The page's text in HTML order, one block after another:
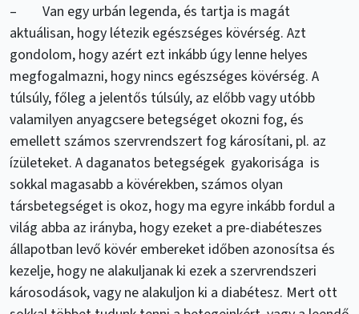
– Van egy urbán legenda, és tartja is magát
aktuálisan, hogy létezik egészséges kövérség. Azt
gondolom, hogy azért ezt inkább úgy lenne helyes
megfogalmazni, hogy nincs egészséges kövérség. A
túlsúly, főleg a jelentős túlsúly, az előbb vagy utóbb
valamilyen anyagcsere betegséget okozni fog, és
emellett számos szervrendszert fog károsítani, pl. az
ízületeket. A daganatos betegségek gyakorisága is
sokkal magasabb a kövérekben, számos olyan
társbetegséget is okoz, hogy ma egyre inkább fordul a
világ abba az irányba, hogy ezeket a pre-diabéteszes
állapotban levő kövér embereket időben azonosítsa és
kezelje, hogy ne alakuljanak ki ezek a szervrendszeri
károsodások, vagy ne alakuljon ki a diabétesz. Mert ott